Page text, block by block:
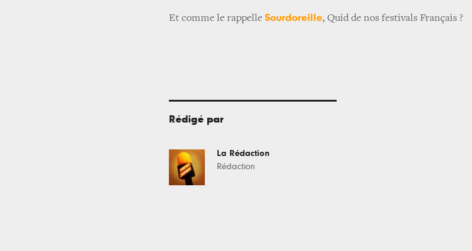
Et comme le rappelle Sourdoreille, Quid de nos festivals Français ?
Rédigé par
La Rédaction
Rédaction